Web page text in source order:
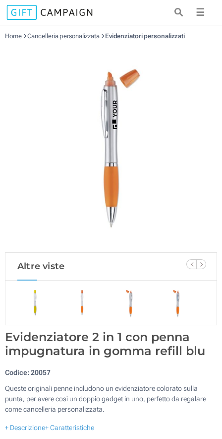
☰
Home Cancelleria personalizzata Evidenziatori personalizzati
Altre viste
Evidenziatore 2 in 1 con penna
impugnatura in gomma refill blu
Codice:20057
Queste originali penne includono un evidenziatore colorato sulla
punta, per avere così un doppio gadget in uno, perfetto da regalare
come cancelleria personalizzata.
+ Descrizione+ Caratteristiche